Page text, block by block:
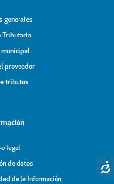
generales
Tributaria
municipal
proveedor
tributos
legal
de datos
de la Información